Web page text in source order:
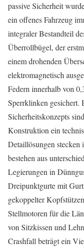
passive Sicherheit
ein offenes Fahrzeug
integraler Bestandteil
Überrollbügel, der
einem drohenden
elektromagnetisch
Federn innerhalb von
Sperrklinken gesichert.
Sicherheitskonzepts
Konstruktion ein
Detaillösungen stecken
bestehen aus
Legierungen in
Dreipunktgurte mit
gekoppelter
Stellmotoren für die
von Sitzkissen und
Crashfall beträgt ein